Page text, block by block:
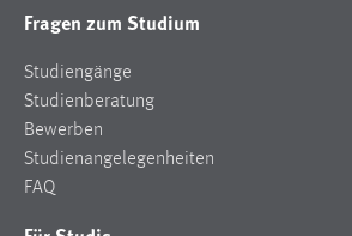
Fragen zum Studium
Studiengänge
Studienberatung
Bewerben
Studienangelegenheiten
FAQ
Facebook Pixel
_fbp
Anbieter:
Facebook